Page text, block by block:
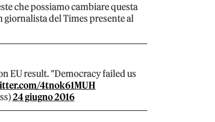
che possiamo cambiare questa
giornalista del Times presente al
EU result. "Democracy failed us
4tnok61MUH
24 giugno 2016